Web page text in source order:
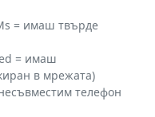
= имаш твърде
= имаш
в мрежата)
телефон